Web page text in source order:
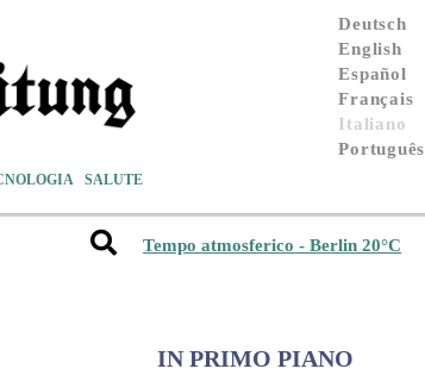
Deutsch
English
Español
Français
Italiano
Português
SALUTE
Tempo atmosferico - Berlin 20°C
IN PRIMO PIANO